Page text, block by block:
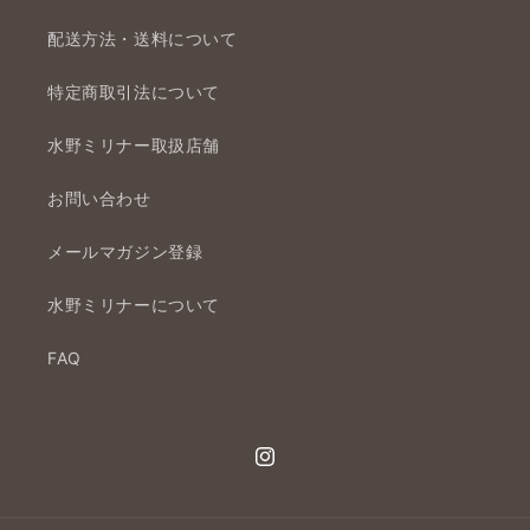
配送方法・送料について
特定商取引法について
水野ミリナー取扱店舗
お問い合わせ
メールマガジン登録
水野ミリナーについて
FAQ
Instagram